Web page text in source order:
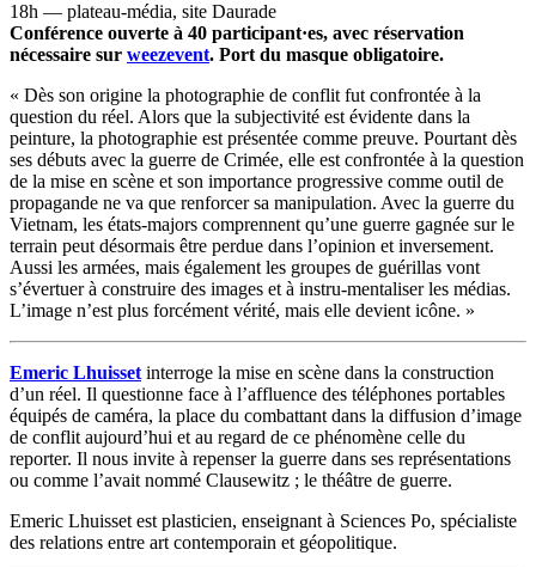
18h — plateau-média, site Daurade
Conférence ouverte à 40 participant·es, avec réservation
nécessaire sur weezevent. Port du masque obligatoire.
« Dès son origine la photographie de conflit fut confrontée à la
question du réel. Alors que la subjectivité est évidente dans la
peinture, la photographie est présentée comme preuve. Pourtant dès
ses débuts avec la guerre de Crimée, elle est confrontée à la question
de la mise en scène et son importance progressive comme outil de
propagande ne va que renforcer sa manipulation. Avec la guerre du
Vietnam, les états-majors comprennent qu’une guerre gagnée sur le
terrain peut désormais être perdue dans l’opinion et inversement.
Aussi les armées, mais également les groupes de guérillas vont
s’évertuer à construire des images et à instru-mentaliser les médias.
L’image n’est plus forcément vérité, mais elle devient icône. »
Emeric Lhuisset interroge la mise en scène dans la construction
d’un réel. Il questionne face à l’affluence des téléphones portables
équipés de caméra, la place du combattant dans la diffusion d’image
de conflit aujourd’hui et au regard de ce phénomène celle du
reporter. Il nous invite à repenser la guerre dans ses représentations
ou comme l’avait nommé Clausewitz ; le théâtre de guerre.
Emeric Lhuisset est plasticien, enseignant à Sciences Po, spécialiste
des relations entre art contemporain et géopolitique.